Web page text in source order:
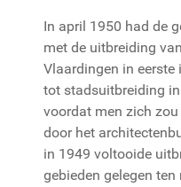
In april 1950 had de
met de uitbreiding
Vlaardingen in eerste
tot stadsuitbreiding
voordat men zich
door het
in 1949 voltooide
gebieden gelegen